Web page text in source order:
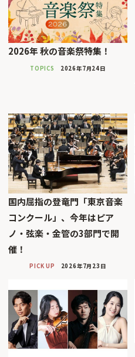
2026年 秋の音楽祭特集！
TOPICS 2026年7月24日
国内屈指の登竜門「東京音楽
コンクール」、今年はピア
ノ・弦楽・金管の3部門で開
催！
PICK UP 2026年7月23日